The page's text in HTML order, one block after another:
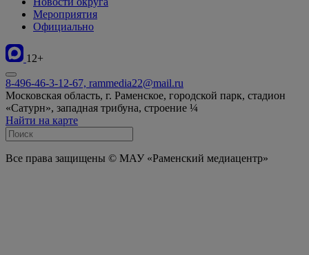
Мероприятия
Официально
12+
8-496-46-3-12-67, rammedia22@mail.ru
Московская область, г. Раменское, городской парк, стадион
«Сатурн», западная трибуна, строение ¼
Найти на карте
Все права защищены © МАУ «Раменский медиацентр»